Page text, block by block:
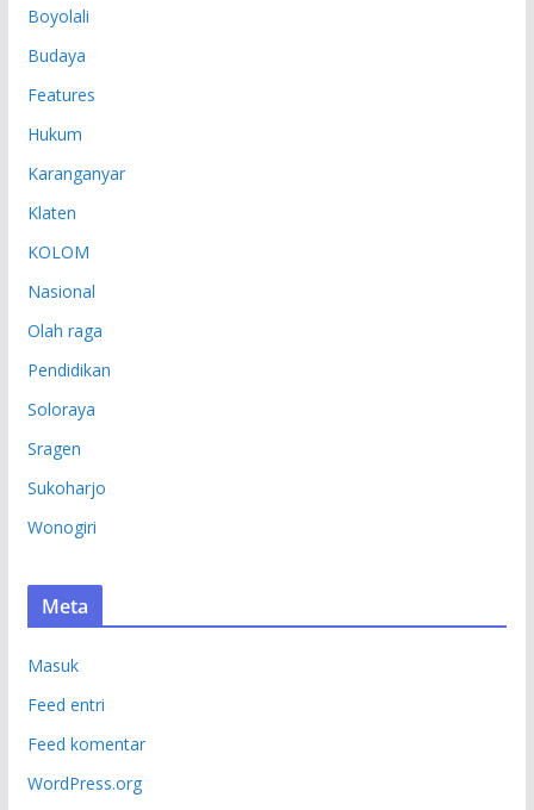
Boyolali
Budaya
Features
Hukum
Karanganyar
Klaten
KOLOM
Nasional
Olah raga
Pendidikan
Soloraya
Sragen
Sukoharjo
Wonogiri
Meta
Masuk
Feed entri
Feed komentar
WordPress.org